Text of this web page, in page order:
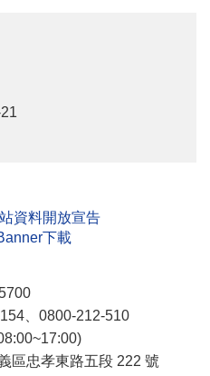
資料開放宣告
下載
、0800-212-510
區忠孝東路五段 222 號